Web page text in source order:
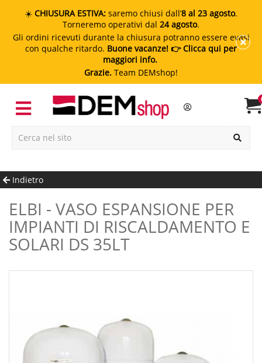
☀️ CHIUSURA ESTIVA: saremo chiusi dall’8 al 23 agosto.
Torneremo operativi dal 24 agosto.
Gli ordini ricevuti durante la chiusura potranno essere evasi
con qualche ritardo. Buone vacanze! 👉 Clicca qui per
maggiori info.
Grazie. Team DEMshop!
Indietro
ELBI - VASO ESPANSIONE PER
IMPIANTI DI RISCALDAMENTO E
SOLARI DS 35LT